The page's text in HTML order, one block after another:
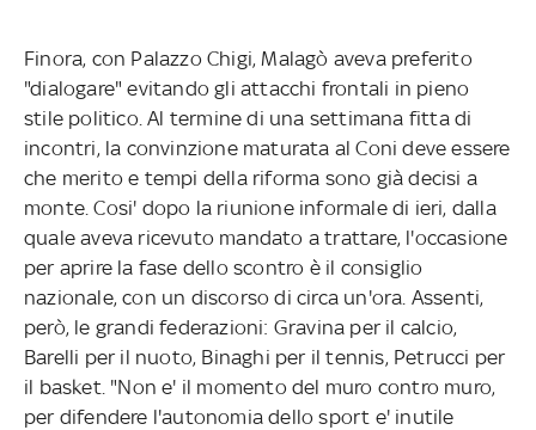
Finora, con Palazzo Chigi, Malagò aveva preferito
"dialogare" evitando gli attacchi frontali in pieno
stile politico. Al termine di una settimana fitta di
incontri, la convinzione maturata al Coni deve essere
che merito e tempi della riforma sono già decisi a
monte. Cosi' dopo la riunione informale di ieri, dalla
quale aveva ricevuto mandato a trattare, l'occasione
per aprire la fase dello scontro è il consiglio
nazionale, con un discorso di circa un'ora. Assenti,
però, le grandi federazioni: Gravina per il calcio,
Barelli per il nuoto, Binaghi per il tennis, Petrucci per
il basket. "Non e' il momento del muro contro muro,
per difendere l'autonomia dello sport e' inutile